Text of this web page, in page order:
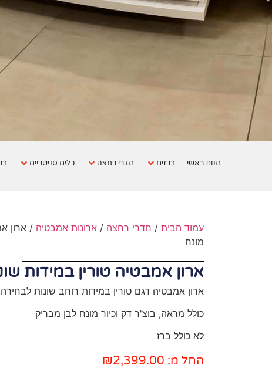
חנות ראשי ברזים חדרי רחצה כלים סניטריים
עמוד הבית/ חדרי רחצה / ארונות אמבטיה / ארון
מונח
ארון אמבטיה טורין במידות
ארון אמבטיה דגם טורין במידות רוחב שונות לבחירה.
כולל מראה, בוצ'ר דק וכיור מונח לבן מבריק
לא כולל ברז
החל מ: ₪2,399.00